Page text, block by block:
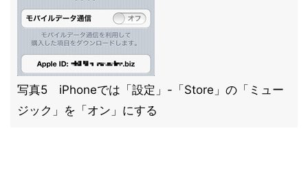
写真5 iPhoneでは「設定」-「Store」の「ミュー
ジック」を「オン」にする